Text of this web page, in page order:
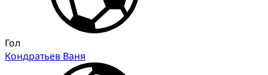
Гол
Кондратьев Ваня